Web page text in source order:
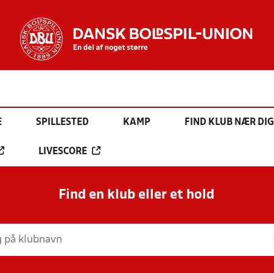
SPILLESTED KAMP FIND KLUB NÆR DIG
LIVESCORE
Find en klub eller et hold